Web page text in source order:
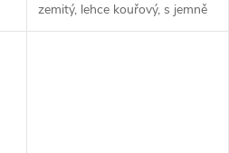
zemitý, lehce kouřový, s jemně
hořkosladkým tónem, který